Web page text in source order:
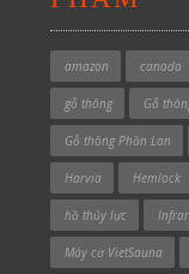
amazon canada
gỗ thông Gỗ
Gỗ thông Phần Lan
Harvia Hemlock
hồ thủy lực
Máy cơ VietSauna